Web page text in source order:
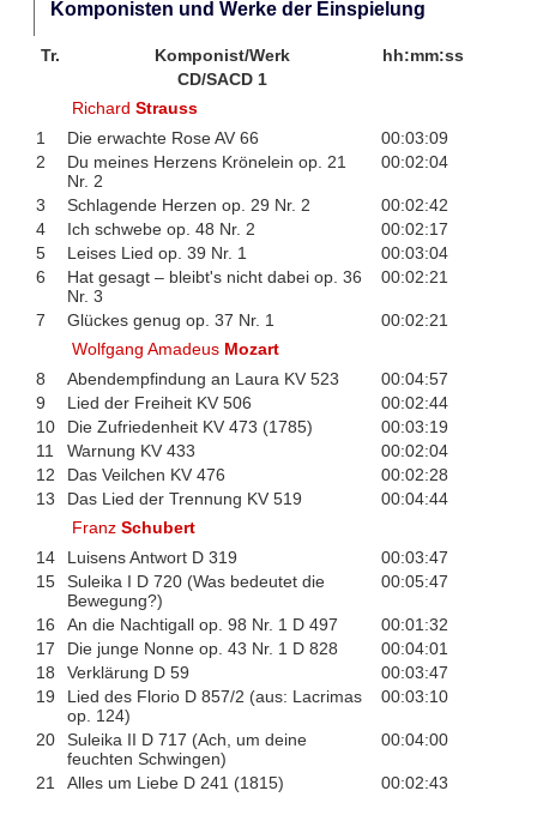
Komponisten und Werke der Einspielung
Tr. Komponist/Werk
hh:mm:ss
CD/SACD 1
RichardStrauss
1
Die erwachte Rose AV 66
00:03:09
2
Du meines Herzens Krönelein op. 21
Nr. 2
00:02:04
3 Schlagende Herzen op. 29 Nr. 2
00:02:42
4
Ich schwebe op. 48 Nr. 2
00:02:17
5
Leises Lied op. 39 Nr. 1
00:03:04
6
Hat gesagt – bleibt's nicht dabei op. 36
Nr. 3
00:02:21
7 Glückes genug op. 37 Nr. 1
00:02:21
Wolfgang Amadeus Mozart
8
Abendempfindung an Laura KV 523
00:04:57
9
Lied der Freiheit KV 506
00:02:44
10
Die Zufriedenheit KV 473 (1785)
00:03:19
11
Warnung KV 433
00:02:04
12
Das Veilchen KV 476
00:02:28
13
Das Lied der Trennung KV 519
00:04:44
FranzSchubert
14
Luisens Antwort D 319
00:03:47
15
Suleika I D 720 (Was bedeutet die
Bewegung?)
00:05:47
16 An die Nachtigall op. 98 Nr. 1 D 497
00:01:32
17
Die junge Nonne op. 43 Nr. 1 D 828
00:04:01
18
Verklärung D 59
00:03:47
19
Lied des Florio D 857/2 (aus: Lacrimas
op. 124)
00:03:10
20
Suleika II D 717 (Ach, um deine
feuchten Schwingen)
00:04:00
21 Alles um Liebe D 241 (1815) 00:02:43